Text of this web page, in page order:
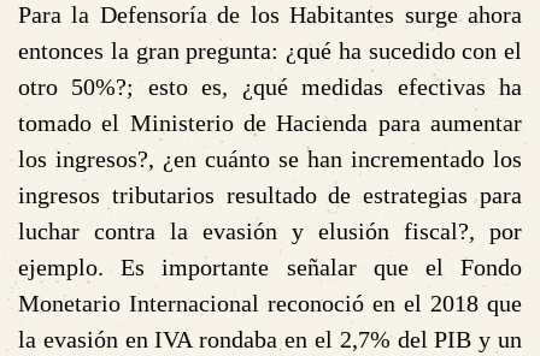
Para la Defensoría de los Habitantes surge ahora
entonces la gran pregunta: ¿qué ha sucedido con el
otro 50%?; esto es, ¿qué medidas efectivas ha
tomado el Ministerio de Hacienda para aumentar
los ingresos?, ¿en cuánto se han incrementado los
ingresos tributarios resultado de estrategias para
luchar contra la evasión y elusión fiscal?, por
ejemplo. Es importante señalar que el Fondo
Monetario Internacional reconoció en el 2018 que
la evasión en IVA rondaba en el 2,7% del PIB y un